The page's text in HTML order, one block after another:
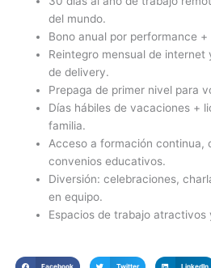
del mundo.
Bono anual por performance
Reintegro mensual de
de delivery.
Prepaga de primer nivel para
Días hábiles de vacaciones +
familia.
Acceso a formación continua,
convenios educativos.
Diversión: celebraciones,
en equipo.
Espacios de trabajo atractivos